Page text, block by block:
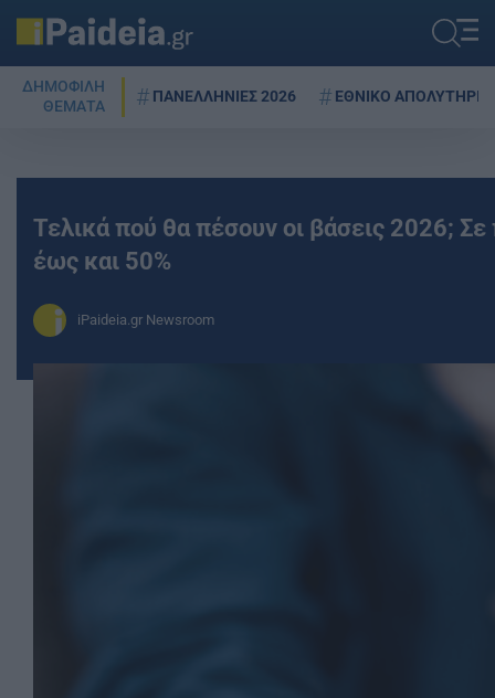
ΔΗΜΟΦΙΛΗ
ΘΕΜΑΤΑ
ΠΑΝΕΛΛΗΝΙΕΣ 2026 ΕΘΝΙΚΟ ΑΠΟΛΥΤΗΡΙΟ
Τελικά πού θα πέσουν οι βάσεις 2026;
έως και 50%
iPaideia.gr Newsroom